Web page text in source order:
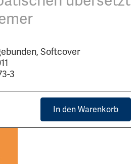
Softcover
3
In den Warenkorb